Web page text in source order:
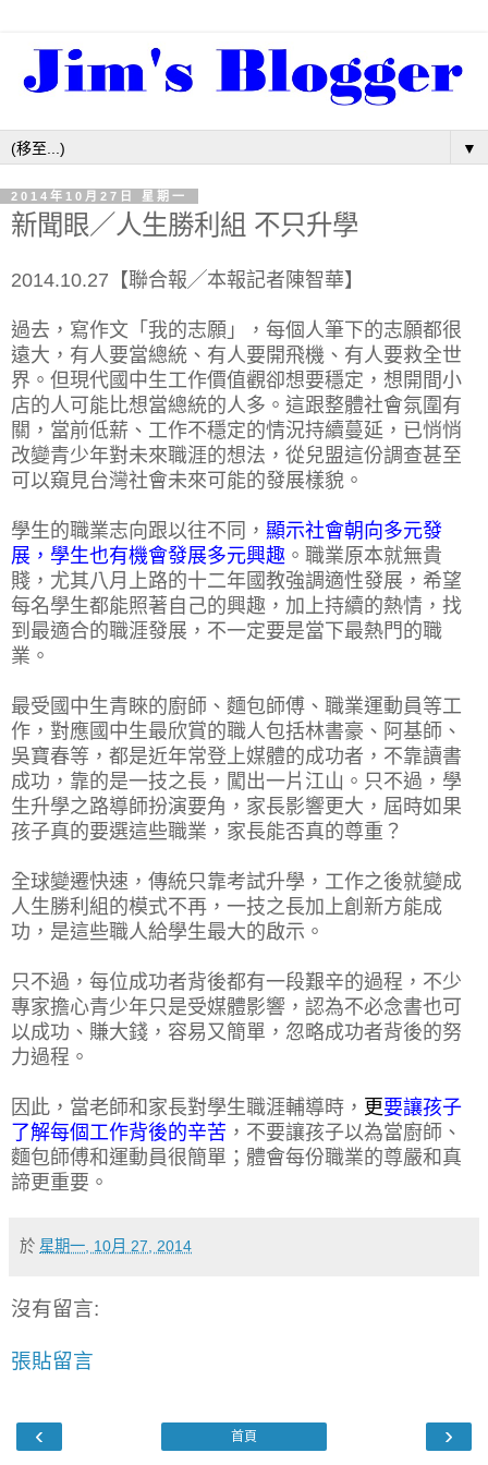
▼
2014年10月27日 星期一
新聞眼／人生勝利組 不只升學
2014.10.27【聯合報╱本報記者陳智華】
過去，寫作文「我的志願」，每個人筆下的志願都很
遠大，有人要當總統、有人要開飛機、有人要救全世
界。但現代國中生工作價值觀卻想要穩定，想開間小
店的人可能比想當總統的人多。這跟整體社會氛圍有
關，當前低薪、工作不穩定的情況持續蔓延，已悄悄
改變青少年對未來職涯的想法，從兒盟這份調查甚至
可以窺見台灣社會未來可能的發展樣貌。
學生的職業志向跟以往不同， 顯示社會朝向多元發
展，學生也有機會發展多元興趣 。職業原本就無貴
賤，尤其八月上路的十二年國教強調適性發展，希望
每名學生都能照著自己的興趣，加上持續的熱情，找
到最適合的職涯發展，不一定要是當下最熱門的職
業。
最受國中生青睞的廚師、麵包師傅、職業運動員等工
作，對應國中生最欣賞的職人包括林書豪、阿基師、
吳寶春等，都是近年常登上媒體的成功者，不靠讀書
成功，靠的是一技之長，闖出一片江山。只不過，學
生升學之路導師扮演要角，家長影響更大，屆時如果
孩子真的要選這些職業，家長能否真的尊重？
全球變遷快速，傳統只靠考試升學，工作之後就變成
人生勝利組的模式不再，一技之長加上創新方能成
功，是這些職人給學生最大的啟示。
只不過，每位成功者背後都有一段艱辛的過程，不少
專家擔心青少年只是受媒體影響，認為不必念書也可
以成功、賺大錢，容易又簡單，忽略成功者背後的努
力過程。
因此，當老師和家長對學生職涯輔導時， 更要讓孩子
了解每個工作背後的辛苦 ，不要讓孩子以為當廚師、
麵包師傅和運動員很簡單；體會每份職業的尊嚴和真
諦更重要。
於 星期一, 10月 27, 2014
沒有留言:
張貼留言
‹ ›
首頁